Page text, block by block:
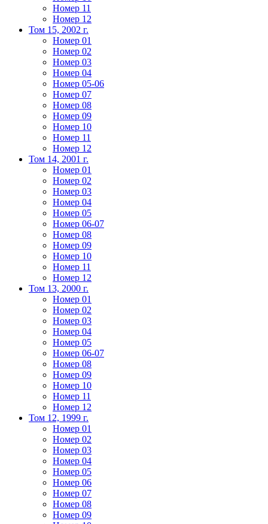
Номер 11
Номер 12
Том 15, 2002 г.
Номер 01
Номер 02
Номер 03
Номер 04
Номер 05-06
Номер 07
Номер 08
Номер 09
Номер 10
Номер 11
Номер 12
Том 14, 2001 г.
Номер 01
Номер 02
Номер 03
Номер 04
Номер 05
Номер 06-07
Номер 08
Номер 09
Номер 10
Номер 11
Номер 12
Том 13, 2000 г.
Номер 01
Номер 02
Номер 03
Номер 04
Номер 05
Номер 06-07
Номер 08
Номер 09
Номер 10
Номер 11
Номер 12
Том 12, 1999 г.
Номер 01
Номер 02
Номер 03
Номер 04
Номер 05
Номер 06
Номер 07
Номер 08
Номер 09